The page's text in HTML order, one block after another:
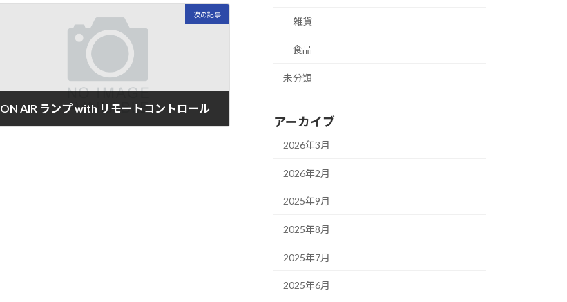
次の記事
ON AIR ランプ with リモートコントロール
雑貨
食品
未分類
アーカイブ
2026年3月
2026年2月
2025年9月
2025年8月
2025年7月
2025年6月